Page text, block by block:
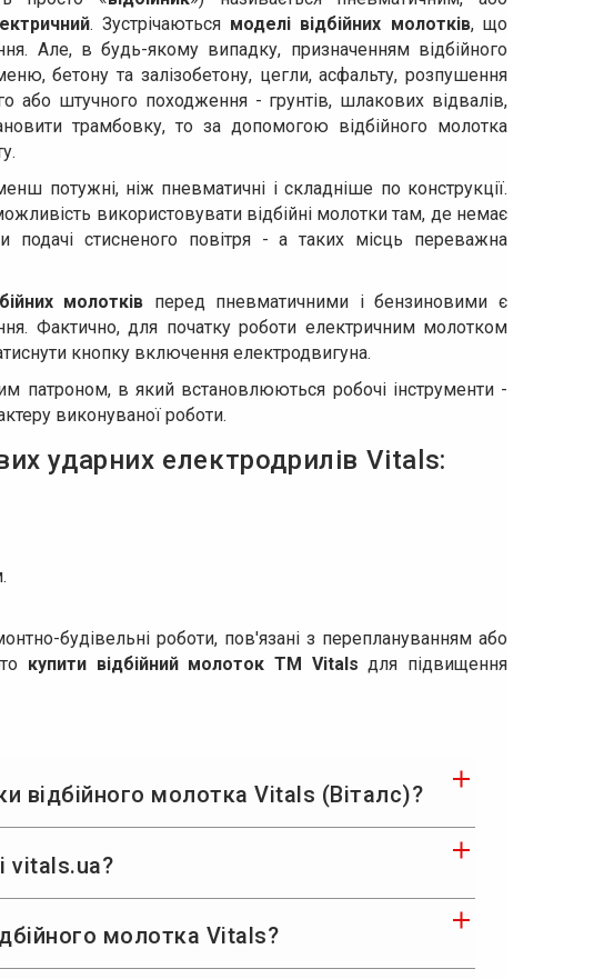
. Зустрічаються моделі відбійних молотків, що
Але, в будь-якому випадку, призначенням відбійного
бетону та залізобетону, цегли, асфальту, розпушення
або штучного походження - грунтів, шлакових відвалів,
трамбовку, то за допомогою відбійного молотка
потужні, ніж пневматичні і складніше по конструкції.
використовувати відбійні молотки там, де немає
подачі стисненого повітря - а таких місць переважна
молотків перед пневматичними і бензиновими є
Фактично, для початку роботи електричним молотком
кнопку включення електродвигуна.
патроном, в який встановлюються робочі інструменти -
виконуваної роботи.
ударних електродрилів Vitals:
будівельні роботи, пов'язані з переплануванням або
купити відбійний молоток ТМ Vitals для підвищення
відбійного молотка Vitals (Віталс)?
vitals.ua?
молотка Vitals?